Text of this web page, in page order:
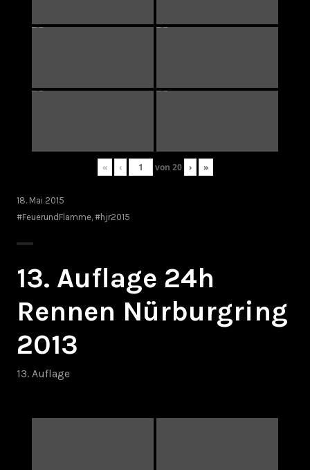
« ‹ von 20 › »
18. Mai 2015
#FeuerundFlamme #hjr2015
13. Auflage 24h
Rennen Nürburgring
2013
13. Auflage